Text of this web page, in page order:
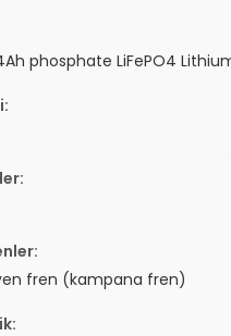
phosphate LiFePO4
fren (kampana fren)